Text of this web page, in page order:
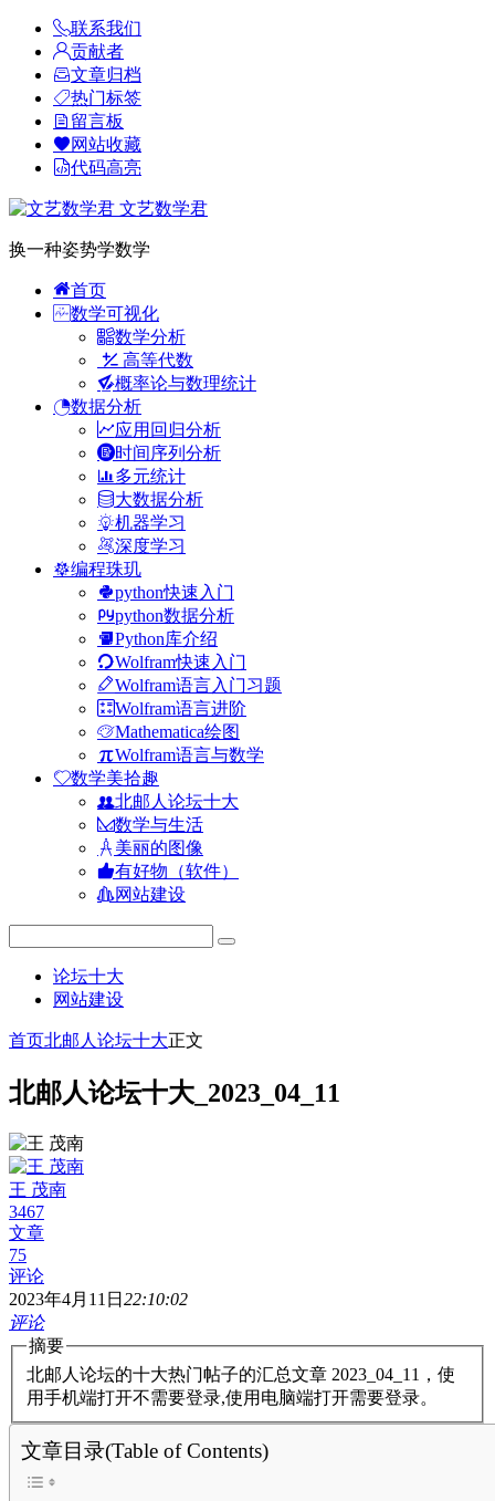
联系我们
贡献者
文章归档
热门标签
留言板
网站收藏
代码高亮
文艺数学君
换一种姿势学数学
首页
数学可视化
数学分析
高等代数
概率论与数理统计
数据分析
应用回归分析
时间序列分析
多元统计
大数据分析
机器学习
深度学习
编程珠玑
python快速入门
python数据分析
Python库介绍
Wolfram快速入门
Wolfram语言入门习题
Wolfram语言进阶
Mathematica绘图
Wolfram语言与数学
数学美拾趣
北邮人论坛十大
数学与生活
美丽的图像
有好物（软件）
网站建设
论坛十大
网站建设
首页北邮人论坛十大正文
北邮人论坛十大_2023_04_11
王 茂南
3467
文章
75
评论
2023年4月11日 22:10:02
评论
摘要
北邮人论坛的十大热门帖子的汇总文章 2023_04_11，使
用手机端打开不需要登录,使用电脑端打开需要登录。
文章目录(Table of Contents)